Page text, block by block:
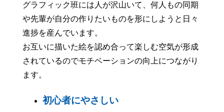
グラフィック班には人が沢山いて、何人もの同期
や先輩が自分の作りたいものを形にしようと日々
進捗を産んでいます。
お互いに描いた絵を認め合って楽しむ空気が形成
されているのでモチベーションの向上につながり
ます。
初心者にやさしい